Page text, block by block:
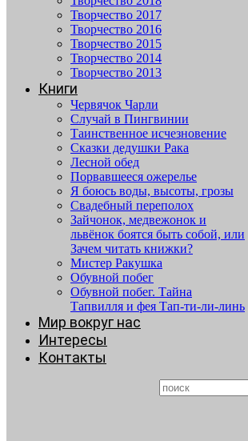
Творчество 2017
Творчество 2016
Творчество 2015
Творчество 2014
Творчество 2013
Книги
Червячок Чарли
Случай в Пингвинии
Таинственное исчезновение
Сказки дедушки Рака
Лесной обед
Порвавшееся ожерелье
Я боюсь воды, высоты, грозы
Свадебный переполох
Зайчонок, медвежонок и
львёнок боятся быть собой, или
Зачем читать книжки?
Мистер Ракушка
Обувной побег
Обувной побег. Тайна
Тапвилля и фея Тап-ти-ли-линь
Мир вокруг нас
Интересы
Контакты